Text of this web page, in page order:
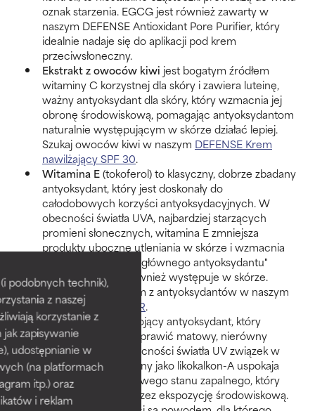
podobnych technik),
z naszej
korzystanie z
zapisywanie
udostępnianie w
(na platformach
itp.) oraz
i reklam
oznak starzenia. EGCG jest również zawarty w
naszym DEFENSE Antioxidant Pore Purifier, który
idealnie nadaje się do aplikacji pod krem
przeciwsłoneczny.
Ekstrakt z owoców kiwi jest bogatym źródłem
witaminy C korzystnej dla skóry i zawiera luteinę,
ważny antyoksydant dla skóry, który wzmacnia jej
obronę środowiskową, pomagając antyoksydantom
naturalnie występującym w skórze działać lepiej.
Szukaj owoców kiwi w naszym DEFENSE Krem
nawilżający SPF 30.
Witamina E(tokoferol) to klasyczny, dobrze zbadany
antyoksydant, który jest doskonały do
całodobowych korzyści antyoksydacyjnych. W
obecności światła UVA, najbardziej starzących
promieni słonecznych, witamina E zmniejsza
produkty uboczne utleniania w skórze i wzmacnia
korzyści glutationu, „głównego antyoksydantu"
organizmu, który również występuje w skórze.
Tokoferol jest jednym z antyoksydantów w naszym
C15 Super BOOSTER.
Korzeń lukrecji
to kojący antyoksydant, który
również pomaga poprawić matowy, nierówny
koloryt skóry. W obecności światła UV związek w
korzeniu lukrecji znany jako likokalkon-A uspokaja
burzę powierzchniowego stanu zapalnego, który
jest wywoływany przez ekspozycję środowiskową.